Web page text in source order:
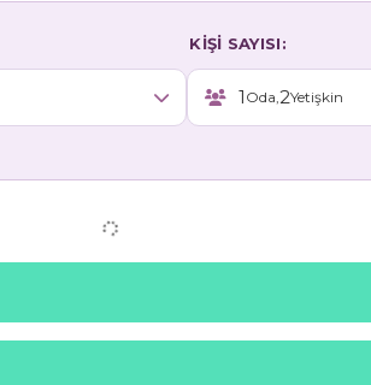
KİŞİ SAYISI:
1 Oda,2Yetişkin